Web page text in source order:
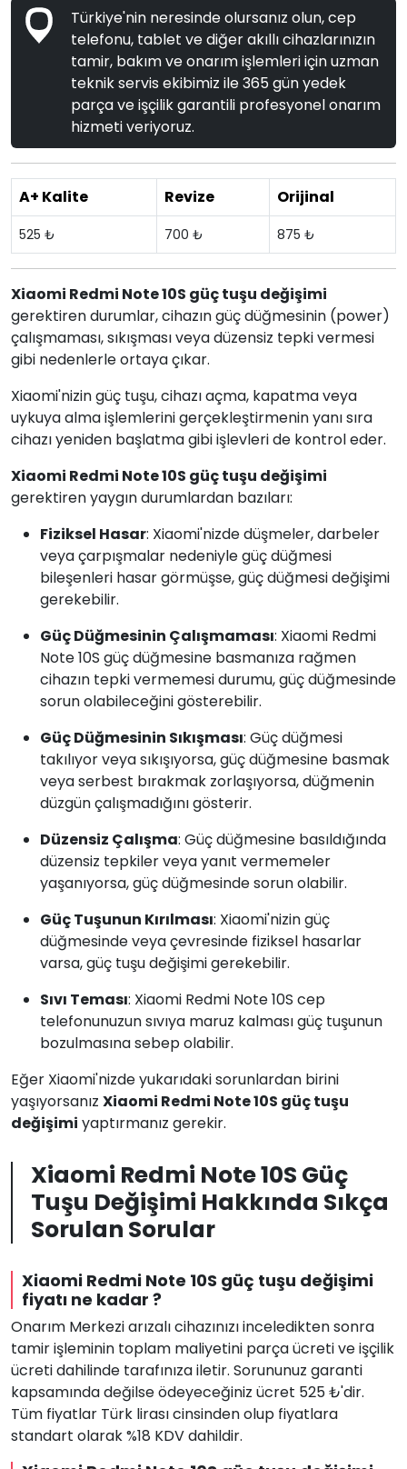
Türkiye'nin neresinde olursanız olun, cep
telefonu, tablet ve diğer akıllı cihazlarınızın
tamir, bakım ve onarım işlemleri için uzman
teknik servis ekibimiz ile 365 gün yedek
parça ve işçilik garantili profesyonel onarım
hizmeti veriyoruz.
A+ Kalite Revize Orijinal
525 ₺ 700 ₺ 875 ₺
Xiaomi Redmi Note 10S güç tuşu değişimi
gerektiren durumlar, cihazın güç düğmesinin (power)
çalışmaması, sıkışması veya düzensiz tepki vermesi
gibi nedenlerle ortaya çıkar.
Xiaomi'nizin güç tuşu, cihazı açma, kapatma veya
uykuya alma işlemlerini gerçekleştirmenin yanı sıra
cihazı yeniden başlatma gibi işlevleri de kontrol eder.
Xiaomi Redmi Note 10S güç tuşu değişimi
gerektiren yaygın durumlardan bazıları:
Fiziksel Hasar: Xiaomi'nizde düşmeler, darbeler
veya çarpışmalar nedeniyle güç düğmesi
bileşenleri hasar görmüşse, güç düğmesi değişimi
gerekebilir.
Güç Düğmesinin Çalışmaması: Xiaomi Redmi
Note 10S güç düğmesine basmanıza rağmen
cihazın tepki vermemesi durumu, güç düğmesinde
sorun olabileceğini gösterebilir.
Güç Düğmesinin Sıkışması: Güç düğmesi
takılıyor veya sıkışıyorsa, güç düğmesine basmak
veya serbest bırakmak zorlaşıyorsa, düğmenin
düzgün çalışmadığını gösterir.
Düzensiz Çalışma: Güç düğmesine basıldığında
düzensiz tepkiler veya yanıt vermemeler
yaşanıyorsa, güç düğmesinde sorun olabilir.
Güç Tuşunun Kırılması: Xiaomi'nizin güç
düğmesinde veya çevresinde fiziksel hasarlar
varsa, güç tuşu değişimi gerekebilir.
Sıvı Teması: Xiaomi Redmi Note 10S cep
telefonunuzun sıvıya maruz kalması güç tuşunun
bozulmasına sebep olabilir.
Eğer Xiaomi'nizde yukarıdaki sorunlardan birini
yaşıyorsanız Xiaomi Redmi Note 10S güç tuşu
değişimi yaptırmanız gerekir.
Xiaomi Redmi Note 10S Güç
Tuşu Değişimi Hakkında Sıkça
Sorulan Sorular
Xiaomi Redmi Note 10S güç tuşu değişimi
fiyatı ne kadar ?
Onarım Merkezi arızalı cihazınızı inceledikten sonra
tamir işleminin toplam maliyetini parça ücreti ve işçilik
ücreti dahilinde tarafınıza iletir. Sorununuz garanti
kapsamında değilse ödeyeceğiniz ücret 525 ₺'dir.
Tüm fiyatlar Türk lirası cinsinden olup fiyatlara
standart olarak %18 KDV dahildir.